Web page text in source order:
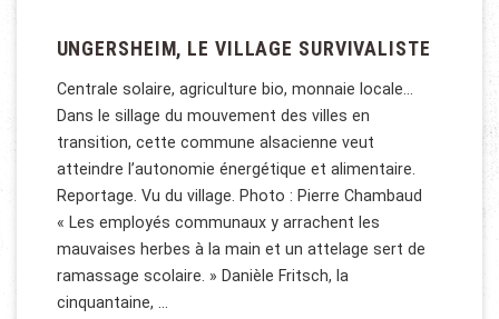
UNGERSHEIM, LE VILLAGE SURVIVALISTE
Centrale solaire, agriculture bio, monnaie locale…
Dans le sillage du mouvement des villes en
transition, cette commune alsacienne veut
atteindre l’autonomie énergétique et alimentaire.
Reportage. Vu du village. Photo : Pierre Chambaud
« Les employés communaux y arrachent les
mauvaises herbes à la main et un attelage sert de
ramassage scolaire. » Danièle Fritsch, la
cinquantaine, …